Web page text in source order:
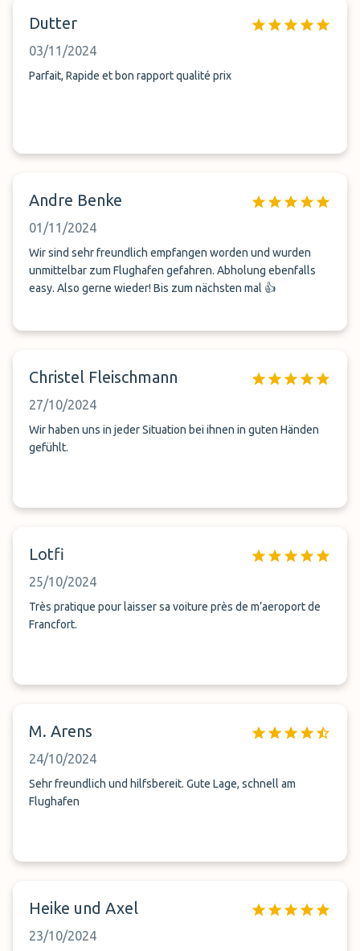
Dutter
03/11/2024
Parfait, Rapide et bon rapport qualité prix
Andre Benke
01/11/2024
Wir sind sehr freundlich empfangen worden und wurden
unmittelbar zum Flughafen gefahren. Abholung ebenfalls
easy. Also gerne wieder! Bis zum nächsten mal 👍
Christel Fleischmann
27/10/2024
Wir haben uns in jeder Situation bei ihnen in guten Händen
gefühlt.
Lotfi
25/10/2024
Très pratique pour laisser sa voiture près de m’aeroport de
Francfort.
M. Arens
24/10/2024
Sehr freundlich und hilfsbereit. Gute Lage, schnell am
Flughafen
Heike und Axel
23/10/2024